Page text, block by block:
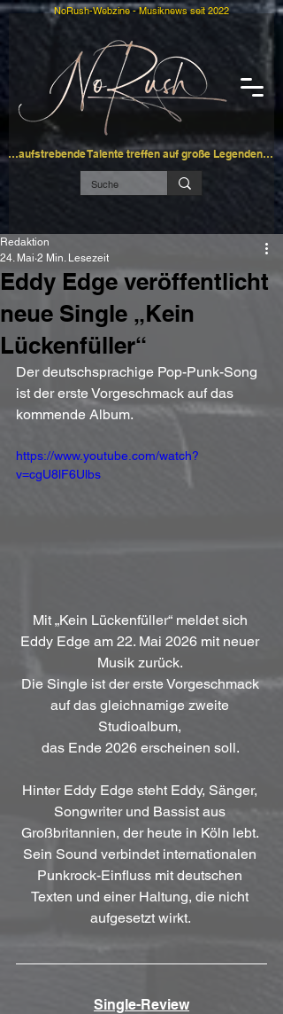
…aufstrebende Talente treffen auf große Legenden…
NoRush-Webzine - Musiknews seit 2022
Eddy Edge veröffentlicht
neue Single „Kein
Lückenfüller“
Redaktion
24. Mai 2 Min. Lesezeit
Der deutschsprachige Pop-Punk-Song
ist der erste Vorgeschmack auf das
kommende Album.
https://www.youtube.com/watch?
v=cgU8lF6Ulbs
Mit „Kein Lückenfüller“ meldet sich
Eddy Edge am 22. Mai 2026 mit neuer
Musik zurück.
Die Single ist der erste Vorgeschmack
auf das gleichnamige zweite
Studioalbum,
das Ende 2026 erscheinen soll.
Hinter Eddy Edge steht Eddy, Sänger,
Songwriter und Bassist aus
Großbritannien, der heute in Köln lebt.
Sein Sound verbindet internationalen
Punkrock-Einfluss mit deutschen
Texten und einer Haltung, die nicht
aufgesetzt wirkt.
Single-Review